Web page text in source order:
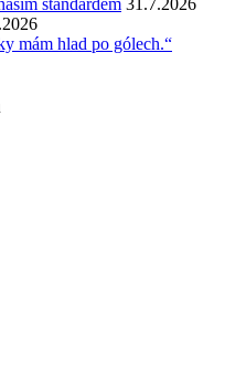
standardem 31.7.2026
mám hlad po gólech.“